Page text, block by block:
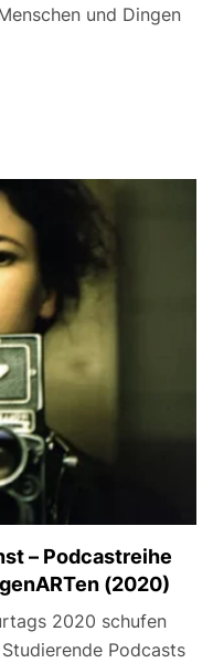
und Dingen
– Podcastreihe
(2020)
2020 schufen
Podcasts